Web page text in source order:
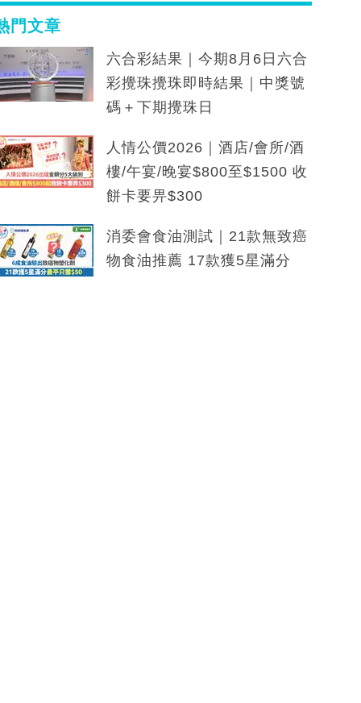
門文章
六合彩結果｜今期8月6日六合
彩攪珠攪珠即時結果｜中獎號
碼＋下期攪珠日
人情公價2026｜酒店/會所/酒
樓/午宴/晚宴$800至$1500 收
餅卡要畀$300
消委會食油測試｜21款無致癌
物食油推薦 17款獲5星滿分